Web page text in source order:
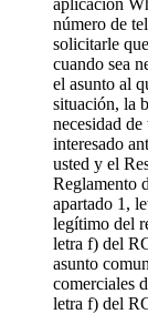
número de
solicitarle
cuando sea
el asunto al
situación, la
necesidad
interesado
usted y el
Reglamento
apartado 1,
legítimo del
letra f) del
asunto
comerciales
letra f) del